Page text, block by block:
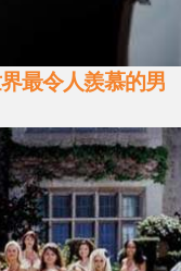
最令人羨慕的男